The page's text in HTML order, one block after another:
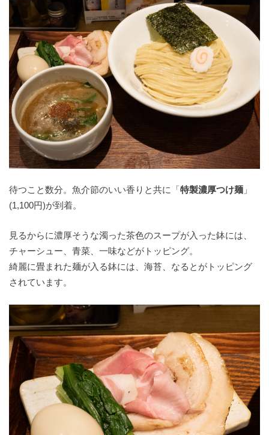
待つこと数分。魚介節のいい香りと共に「 特製濃厚つけ麺 」
(1,100円)が到着。
見るからに濃厚そうな濁った茶色のスープが入った鉢には、
チャーシュー、青菜、一味などがトッピング。
綺麗に畳まれた麺が入る鉢には、海苔、なるとがトッピング
されています。